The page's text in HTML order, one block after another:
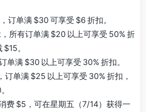
订单满 $30 可享受 $6 折扣。
所有订单满 $20 以上可享受 50% 折
。
单满 $30 以上可享受 30% 折扣。
订单满 $25 以上可享受 30% 折扣，
费 $5，可在星期五（7/14）获得一